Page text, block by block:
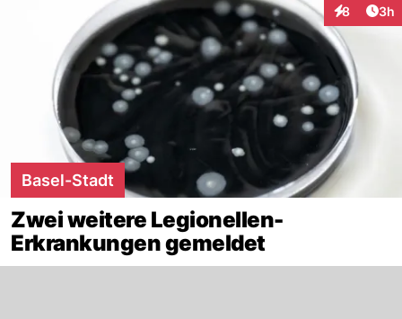
8 3h
Basel-Stadt
Zwei weitere Legionellen-
Erkrankungen gemeldet